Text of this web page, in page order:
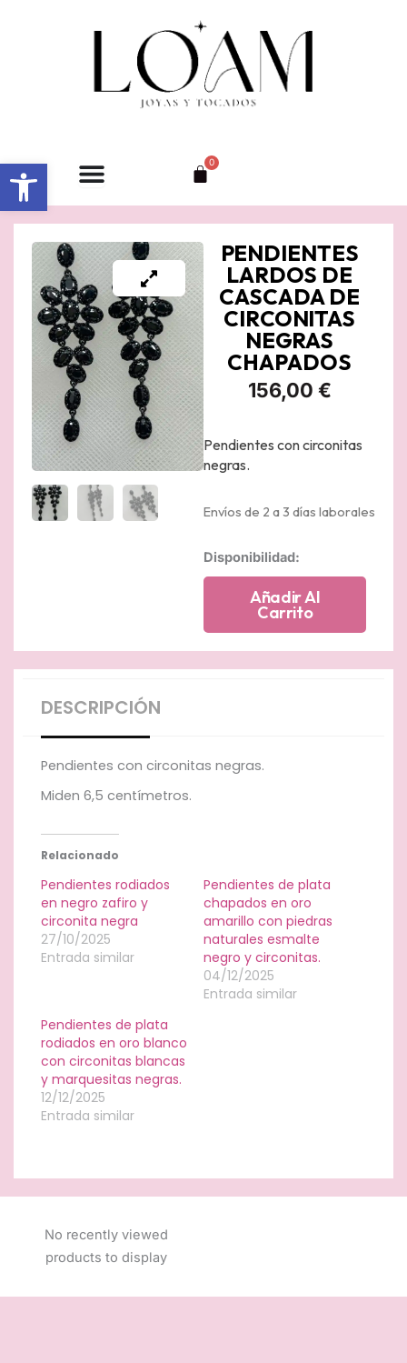
Abrir barra de herramientas 0
Carrito
PENDIENTES
LARDOS DE
CASCADA DE
CIRCONITAS
NEGRAS
CHAPADOS
156,00 €
Pendientes con circonitas
negras.
Envíos de 2 a 3 días laborales
Disponibilidad:
Pendientes
de
Añadir Al
Carrito
DESCRIPCIÓN
Pendientes con circonitas negras.
Miden 6,5 centímetros.
Relacionado
Pendientes rodiados
en negro zafiro y
circonita negra
27/10/2025
Entrada similar
Pendientes de plata
chapados en oro
amarillo con piedras
naturales esmalte
negro y circonitas.
04/12/2025
Entrada similar
Pendientes de plata
rodiados en oro blanco
con circonitas blancas
y marquesitas negras.
12/12/2025
Entrada similar
No recently viewed
products to display